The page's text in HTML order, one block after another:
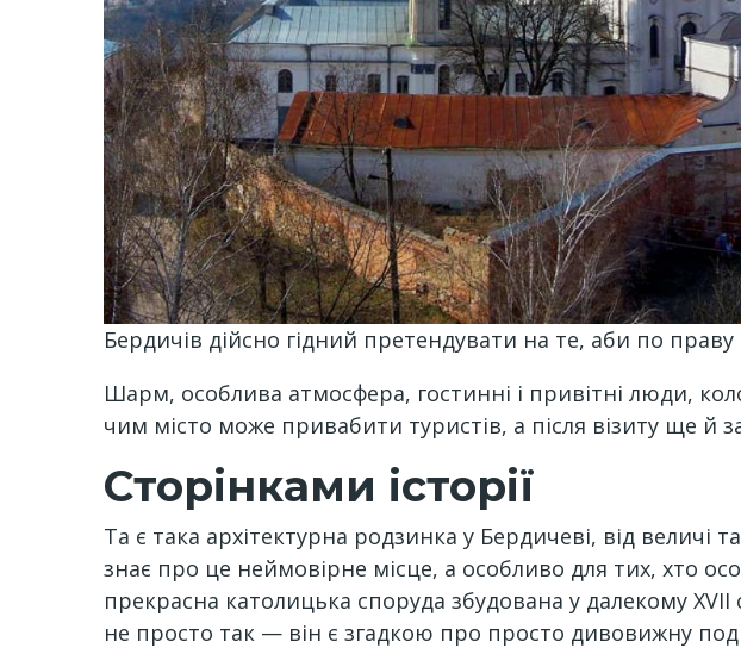
Бердичів дійсно гідний претендувати на те, аби по
Шарм, особлива атмосфера, гостинні і привітні люди,
чим місто може привабити туристів, а після візиту ще
Сторінками історії
Та є така архітектурна родзинка у Бердичеві, від
знає про це неймовірне місце, а особливо для тих, хто
прекрасна католицька споруда збудована у далекому
не просто так — він є згадкою про просто дивовижну